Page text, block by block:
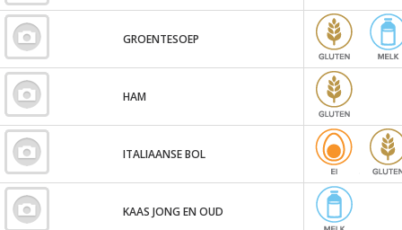
GROENTESOEP
HAM
ITALIAANSE BOL
KAAS JONG EN OUD